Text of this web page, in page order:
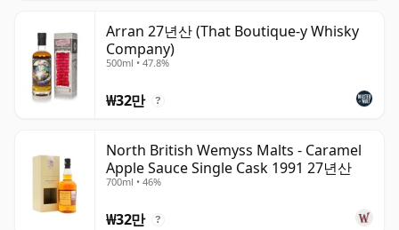
Arran 27년산 (That Boutique-y Whisky
Company)
500ml • 47.8%
₩32만 ?
North British Wemyss Malts - Caramel
Apple Sauce Single Cask 1991 27년산
700ml • 46%
₩32만 ?